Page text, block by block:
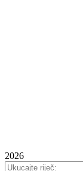
2026